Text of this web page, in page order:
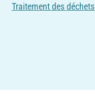
Traitement des déchets